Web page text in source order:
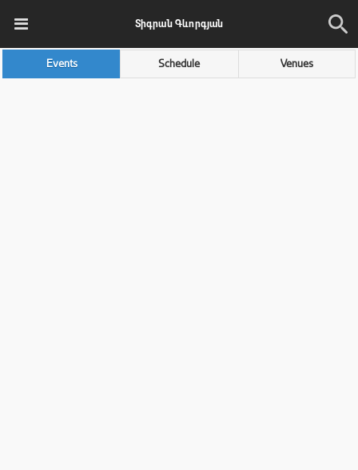
Տիգրան Գևորգյան
Events Schedule Venues